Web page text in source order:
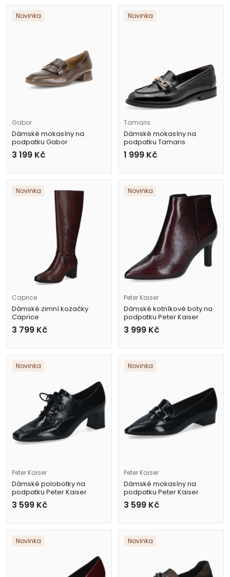
Novinka
Gabor
Dámské mokasíny na
podpatku Gabor
4002.01.003 hnědé
3 199 Kč
Novinka
Tamaris
Dámské mokasíny na
podpatku Tamaris
1-24255-47 001 černé
1 999 Kč
Novinka
Caprice
Dámské zimní kozačky
Caprice
9-25528-47 540 vínové
3 799 Kč
Novinka
Peter Kaiser
Dámské kotníkové boty na
podpatku Peter Kaiser
9-75334-47 557 vínové
3 999 Kč
Novinka
Peter Kaiser
Dámské polobotky na
podpatku Peter Kaiser
9-73304-47 017 černé
3 599 Kč
Novinka
Peter Kaiser
Dámské mokasíny na
podpatku Peter Kaiser
9-72243-47 017 černé
3 599 Kč
Novinka Novinka